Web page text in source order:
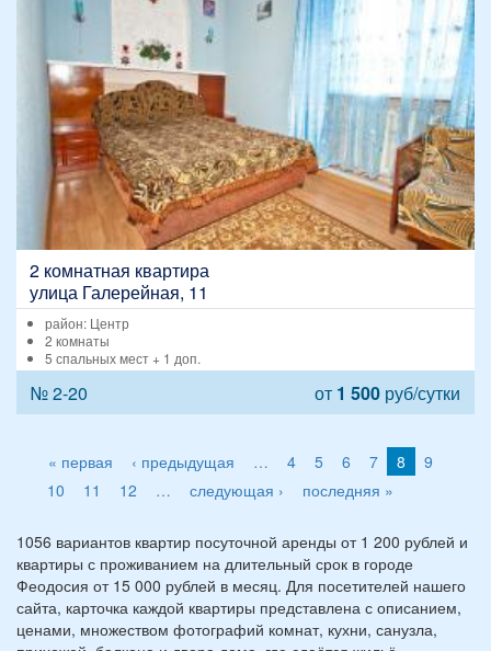
2 комнатная квартира
улица Галерейная, 11
район: Центр
2 комнаты
5 спальных мест + 1 доп.
№ 2-20 от 1 500 руб/сутки
« первая ‹ предыдущая … 4 5 6 7 8
9
10
11 12 … следующая › последняя »
1056 вариантов квартир посуточной аренды от 1 200 рублей и
квартиры с проживанием на длительный срок в городе
Феодосия от 15 000 рублей в месяц. Для посетителей нашего
сайта, карточка каждой квартиры представлена с описанием,
ценами, множеством фотографий комнат, кухни, санузла,